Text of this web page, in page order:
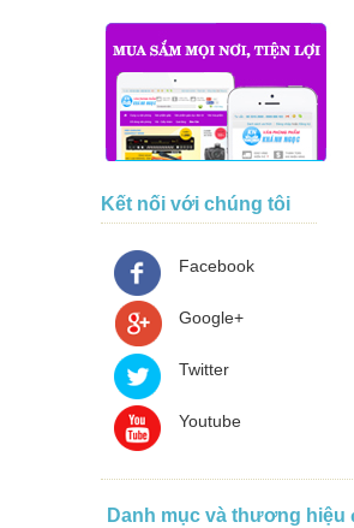
Kết nối với chúng tôi
Facebook
Google+
Twitter
Youtube
Danh mục và thương hiệu